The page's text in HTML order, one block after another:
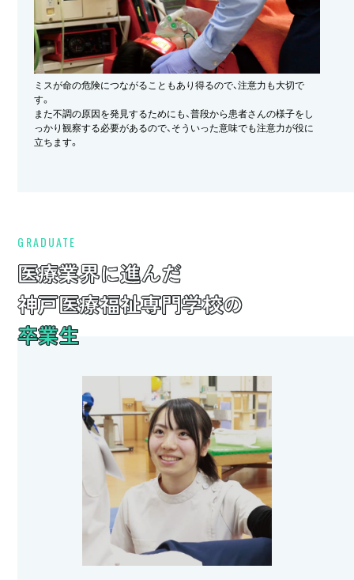
ミスが命の危険につながることもあり得るので、注意力も大切で
す。
また不調の原因を発見するためにも、普段から患者さんの様子をし
っかり観察する必要があるので、そういった意味でも注意力が役に
立ちます。
GRADUATE
医療業界に進んだ
神戸医療福祉専門学校の
卒業生